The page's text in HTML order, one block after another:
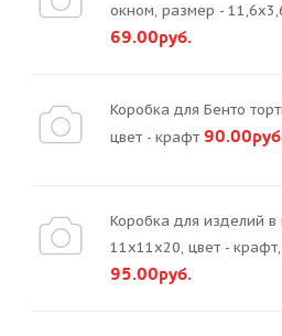
окном, размер -
69.00руб.
Коробка для Бенто
цвет - крафт
Коробка для изделий
11х11х20, цвет -
95.00руб.